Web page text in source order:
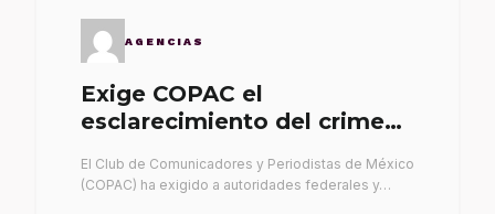
AGENCIAS
Exige COPAC el
esclarecimiento del crimen
El Club de Comunicadores y Periodistas de México
(COPAC) ha exigido a autoridades federales y…